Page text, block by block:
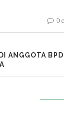
0
ANGGOTA BPD